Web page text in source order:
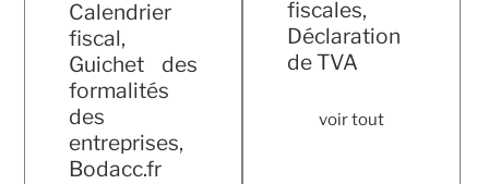
Calendrier
fiscal,
Guichet des
formalités
des
entreprises,
Bodacc.fr
fiscales,
Déclaration
de TVA
voir tout